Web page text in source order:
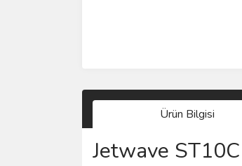
Ürün Bilgisi
Jetwave ST10C